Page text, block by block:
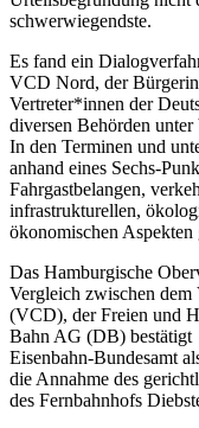
schwerwiegendste.
Es fand ein
VCD Nord, der
Vertreter*innen der
diversen Behörden
In den Terminen und
anhand eines Sechs-
Fahrgastbelangen,
infrastrukturellen,
ökonomischen Aspekten
Das Hamburgische
Vergleich zwischen
(VCD), der Freien und
Bahn AG (DB) bestätigt
Eisenbahn-Bundesamt
die Annahme des
des Fernbahnhofs